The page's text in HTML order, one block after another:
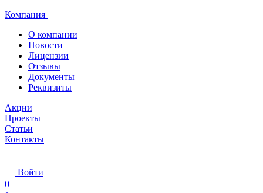
Компания
О компании
Новости
Лицензии
Отзывы
Документы
Реквизиты
Акции
Проекты
Статьи
Контакты
Войти
0